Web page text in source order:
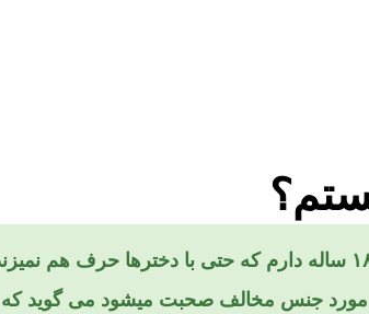
آقای دکتر، من یک پسر ۱۸ ساله دارم که حتی با
مورد جنس مخالف صحبت میشود می گوید که